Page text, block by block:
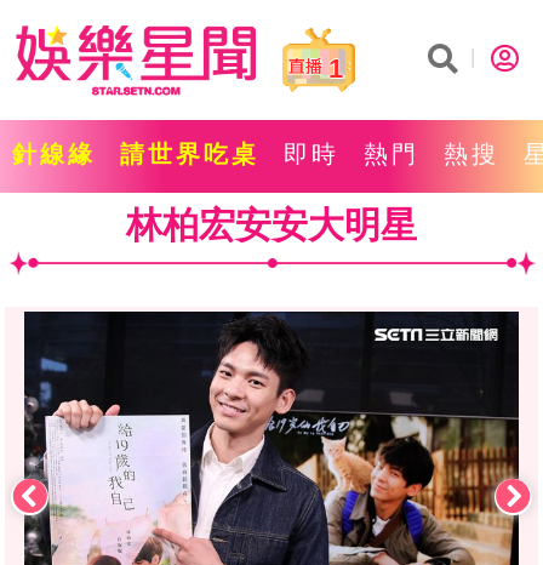
1
針線緣 請世界吃桌 即時 熱門 熱搜
林柏宏安安大明星